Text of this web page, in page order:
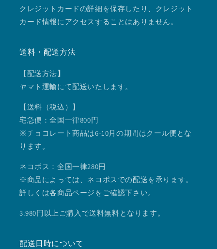
クレジットカードの詳細を保存したり、クレジット
カード情報にアクセスすることはありません。
送料・配送方法
【配送方法】
ヤマト運輸にて配送いたします。
【送料（税込）】
宅急便：全国一律800円
※チョコレート商品は6-10月の期間はクール便とな
ります。
ネコポス：全国一律280円
※商品によっては、ネコポスでの配送を承ります。
詳しくは各商品ページをご確認下さい。
3.980円以上ご購入で送料無料となります。
配送日時について